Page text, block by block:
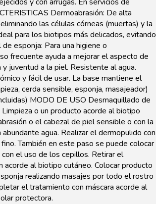
Dermoabrasión: De alta
las células córneas (muertas) y la
para los biotipos más delicados, evitando
esponja: Para una higiene o
frecuente ayuda a mejorar el aspecto de
juventud a la piel. Resistente al agua.
y fácil de usar. La base mantiene el
cerda sensible, esponja, masajeador)
MODO DE USO Desmaquillado de
o un producto acorde al biotipo
o el cabezal de piel sensible o con la
agua. Realizar el dermopulido con
También en este paso se puede colocar
el uso de los cepillos. Retirar el
acorde al biotipo cutáneo. Colocar producto
realizando masajes por todo el rostro
el tratamiento con máscara acorde al
protectora.